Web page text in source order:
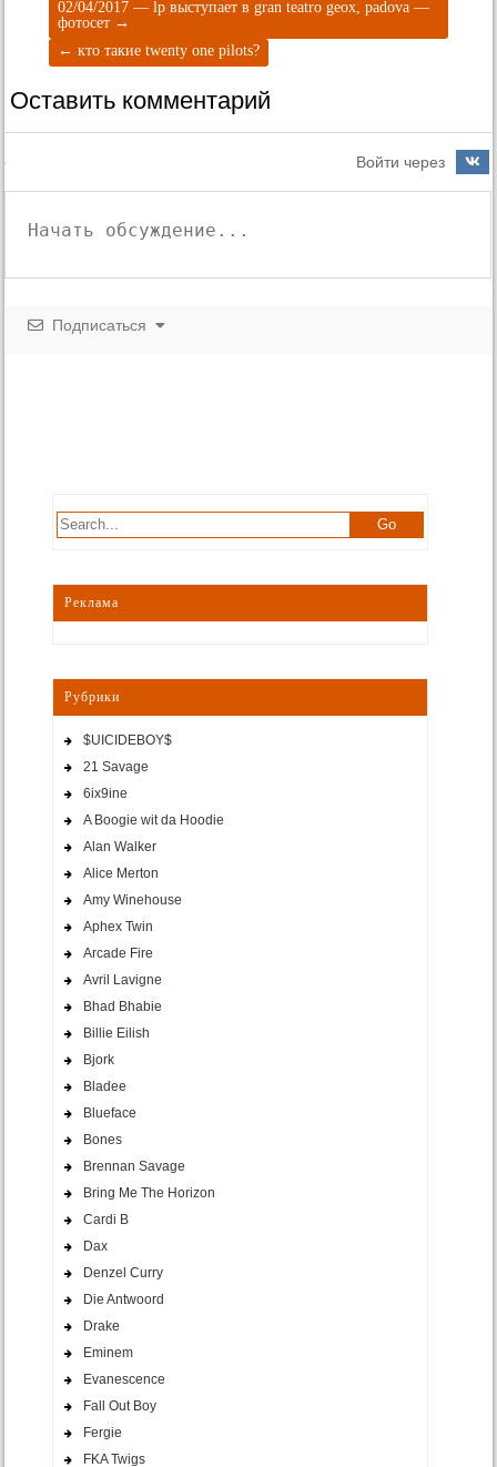
02/04/2017 — lp выступает в gran teatro geox, padova —
фотосет →
← кто такие twenty one pilots?
Оставить комментарий
Войти через
Подписаться
Реклама
Рубрики
$UICIDEBOY$
21 Savage
6ix9ine
A Boogie wit da Hoodie
Alan Walker
Alice Merton
Amy Winehouse
Aphex Twin
Arcade Fire
Avril Lavigne
Bhad Bhabie
Billie Eilish
Bjork
Bladee
Blueface
Bones
Brennan Savage
Bring Me The Horizon
Cardi B
Dax
Denzel Curry
Die Antwoord
Drake
Eminem
Evanescence
Fall Out Boy
Fergie
FKA Twigs